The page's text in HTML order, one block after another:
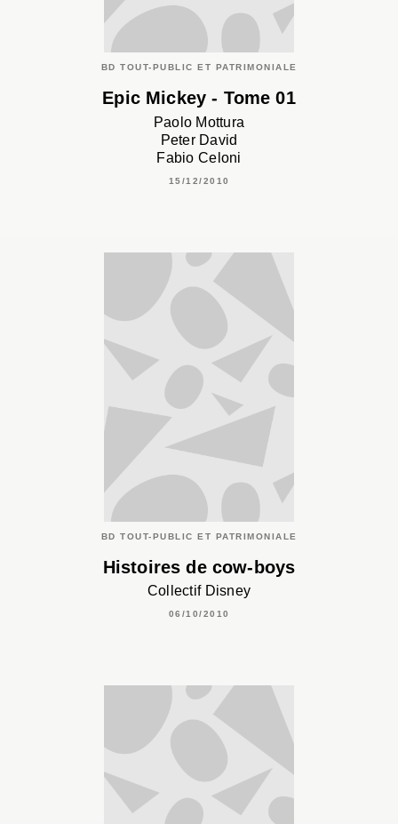
BD TOUT-PUBLIC ET PATRIMONIALE
Epic Mickey - Tome 01
Paolo Mottura
Peter David
Fabio Celoni
15/12/2010
BD TOUT-PUBLIC ET PATRIMONIALE
Histoires de cow-boys
Collectif Disney
06/10/2010